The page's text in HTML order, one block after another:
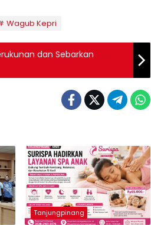
Wagub Kepri
dan Sebarkan
Tanjungpinang